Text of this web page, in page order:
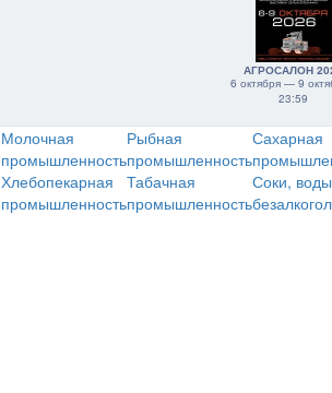
АГРОСАЛОН
6 октября — 9
23:59
Молочная
промышленность
Рыбная
промышленность
Сахарная
Хлебопекарная
промышленность
Табачная
промышленность
Соки,